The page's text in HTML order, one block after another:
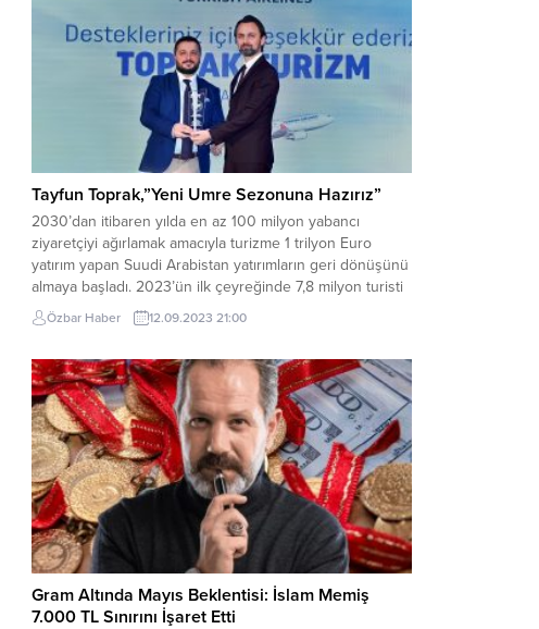
Tayfun Toprak,”Yeni Umre Sezonuna Hazırız”
2030’dan itibaren yılda en az 100 milyon yabancı
ziyaretçiyi ağırlamak amacıyla turizme 1 trilyon Euro
yatırım yapan Suudi Arabistan yatırımların geri dönüşünü
almaya başladı. 2023’ün ilk çeyreğinde 7,8 milyon turisti
ağırlayan Suudi Arabistan, 2022 yılının aynı dönemine
göre %218 artışla tarihi bir başarı elde etti. Umre
Özbar Haber 12.09.2023 21:00
Gram Altında Mayıs Beklentisi: İslam Memiş
7.000 TL Sınırını İşaret Etti